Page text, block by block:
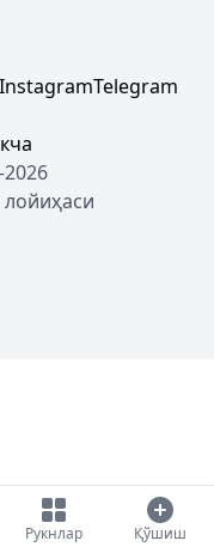
InstagramTelegram
лойиҳаси
Рукнлар Қўшиш